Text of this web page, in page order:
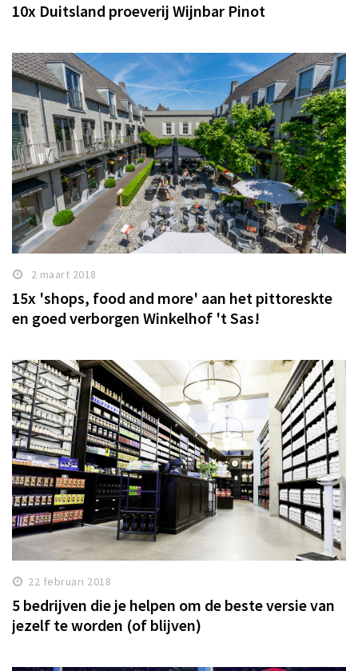
10x Duitsland proeverij Wijnbar Pinot
2 maart 2018
15x 'shops, food and more' aan het pittoreskte
en goed verborgen Winkelhof 't Sas!
22 februari 2018
5 bedrijven die je helpen om de beste versie van
jezelf te worden (of blijven)